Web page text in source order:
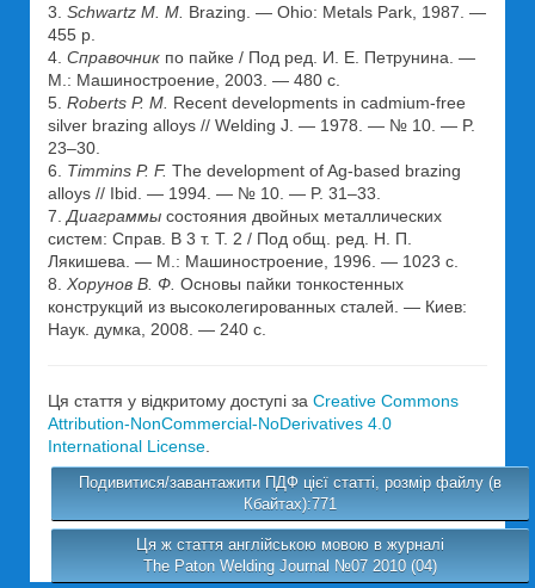
3. Schwartz M. M. Brazing. — Ohio: Metals Park, 1987. —
455 p.
4. Справочник по пайке / Под ред. И. Е. Петрунина. —
М.: Машиностроение, 2003. — 480 с.
5. Roberts P. M. Recent developments in cadmium-free
silver brazing alloys // Welding J. — 1978. — № 10. — P.
23–30.
6. Timmins P. F. The development of Ag-based brazing
alloys // Ibid. — 1994. — № 10. — P. 31–33.
7. Диаграммы состояния двойных металлических
систем: Справ. В 3 т. Т. 2 / Под общ. ред. Н. П.
Лякишева. — М.: Машиностроение, 1996. — 1023 с.
8. Хорунов В. Ф. Основы пайки тонкостенных
конструкций из высоколегированных сталей. — Киев:
Наук. думка, 2008. — 240 с.
Ця стаття у відкритому доступі за Creative Commons
Attribution-NonCommercial-NoDerivatives 4.0
International License
Подивитися/завантажити ПДФ цієї статті, розмір файлу (в
Кбайтах):771
Ця ж стаття англійською мовою в журналі
The Paton Welding Journal №07 2010 (04)